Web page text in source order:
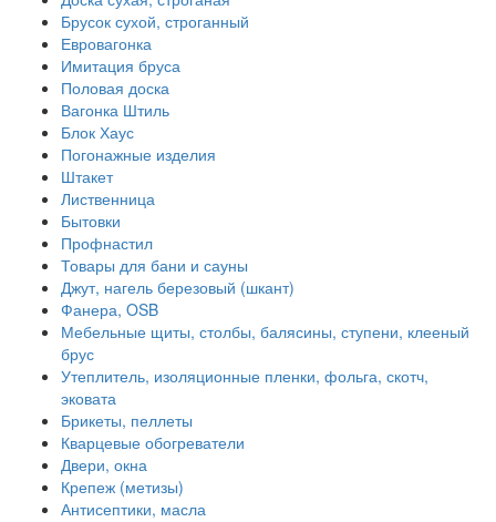
Брусок сухой, строганный
Евровагонка
Имитация бруса
Половая доска
Вагонка Штиль
Блок Хаус
Погонажные изделия
Штакет
Лиственница
Бытовки
Профнастил
Товары для бани и сауны
Джут, нагель березовый (шкант)
Фанера, OSB
Мебельные щиты, столбы, балясины, ступени, клееный
брус
Утеплитель, изоляционные пленки, фольга, скотч,
эковата
Брикеты, пеллеты
Кварцевые обогреватели
Двери, окна
Крепеж (метизы)
Антисептики, масла